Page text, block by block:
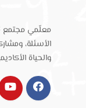
معلّمي مجتمع
الأسئلة،
والحياة